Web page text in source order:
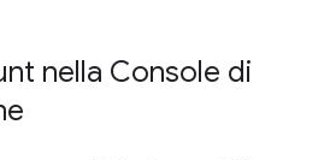
nella Console di